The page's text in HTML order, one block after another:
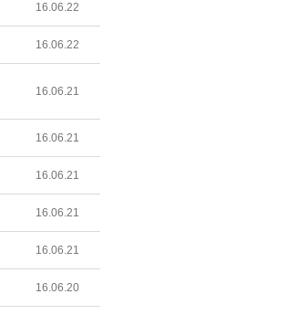
16.06.22
16.06.22
16.06.21
16.06.21
16.06.21
16.06.21
16.06.21
16.06.20